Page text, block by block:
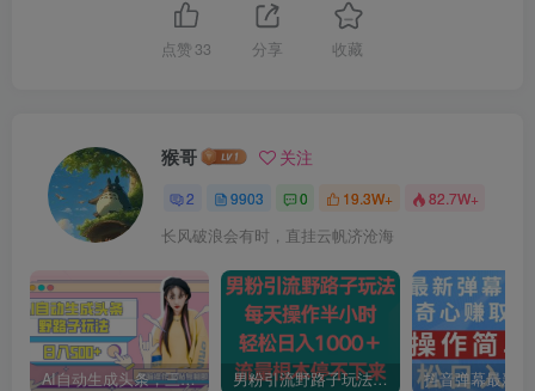
点赞 33 分享 收藏
猴哥 关注
2 9903 0 19.3W+ 82.7W+
长风破浪会有时，直挂云帆济沧海
AI自动生成头条，三天必起号，三分钟轻松发布内容，复制粘贴，保姆级教… 男粉引流野路子玩法，每天操作半小时轻松日入1000＋，流量根本停不下来